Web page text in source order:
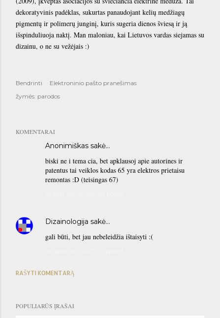
dekoratyvinis padėklas, sukurtas panaudojant kelių medžiagų
pigmentų ir polimerų junginį, kuris sugeria dienos šviesą ir ją
išspinduliuoja naktį. Man maloniau, kai Lietuvos vardas siejamas su
dizainu, o ne su vežėjais :)
Bendrinti
Elektroninio pašto pranešimas
žymės: parodos
KOMENTARAI
Anonimiškas sakė…
biski ne i tema cia, bet apklausoj apie autorines ir
patentus tai veiklos kodas 65 yra elektros prietaisu
remontas :D (teisingas 67)
Dizainologija sakė…
gali būti, bet jau nebeleidžia ištaisyti :(
RAŠYTI KOMENTARĄ
POPULIARŪS ĮRAŠAI